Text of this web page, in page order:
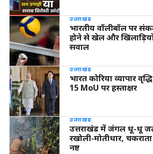
उत्तराखंड
भारतीय वॉलीबॉल पर
होने से खेल और
सवाल
उत्तराखंड
भारत कोरिया व्यापार
15 MoU पर हस्ताक्षर
उत्तराखंड
उत्तराखंड में जंगल धू-धू
रखोली-मोतीधार,
नष्ट